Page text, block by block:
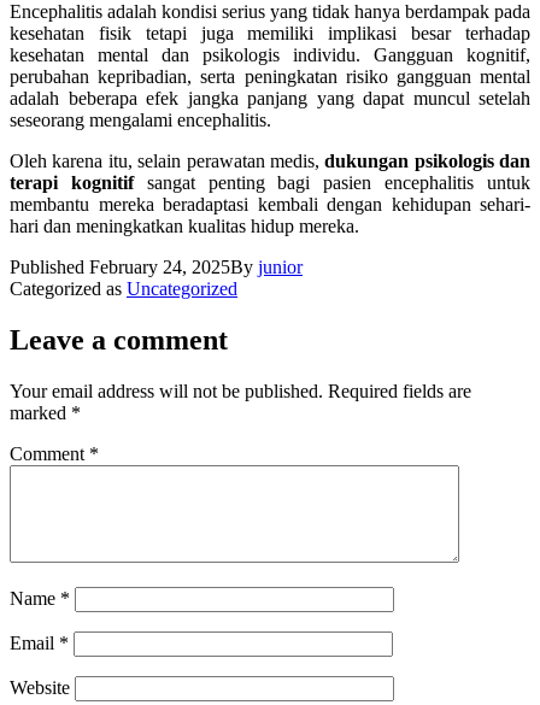
Encephalitis adalah kondisi serius yang tidak hanya berdampak pada
kesehatan fisik tetapi juga memiliki implikasi besar terhadap
kesehatan mental dan psikologis individu. Gangguan kognitif,
perubahan kepribadian, serta peningkatan risiko gangguan mental
adalah beberapa efek jangka panjang yang dapat muncul setelah
seseorang mengalami encephalitis.
Oleh karena itu, selain perawatan medis,dukungan psikologis dan
terapi kognitifsangat penting bagi pasien encephalitis untuk
membantu mereka beradaptasi kembali dengan kehidupan sehari-
hari dan meningkatkan kualitas hidup mereka.
Published February 24, 2025By junior
Categorized as Uncategorized
Leave a comment
Your email address will not be published. Required fields are
marked *
Comment *
Name *
Email *
Website